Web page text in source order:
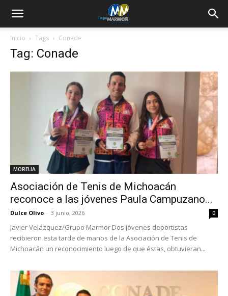
Inicio Tags Conade
Tag: Conade
MORELIA
Asociación de Tenis de Michoacán
reconoce a las jóvenes Paula Campuzano...
Dulce Olivo - 3 junio, 2026 0
Javier Velázquez/Grupo Marmor Dos jóvenes deportistas
recibieron esta tarde de manos de la Asociación de Tenis de
Michoacán un reconocimiento luego de que éstas, obtuvieran...